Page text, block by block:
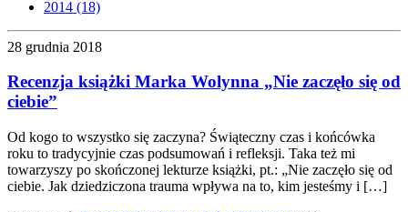
2014 (18)
28 grudnia 2018
Recenzja książki Marka Wolynna „Nie zaczęło się od
ciebie”
Od kogo to wszystko się zaczyna? Świąteczny czas i końcówka
roku to tradycyjnie czas podsumowań i refleksji. Taka też mi
towarzyszy po skończonej lekturze książki, pt.: „Nie zaczęło się od
ciebie. Jak dziedziczona trauma wpływa na to, kim jesteśmy i […]